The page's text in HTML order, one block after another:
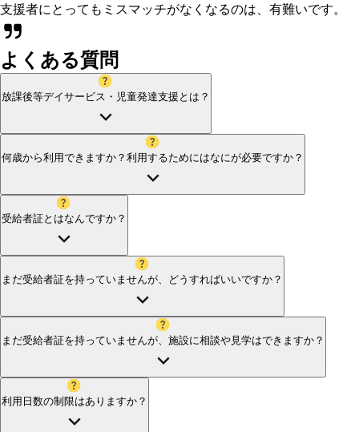
支援者にとってもミスマッチがなくなるのは、有難いです。
よくある質問
放課後等デイサービス・児童発達支援とは？
何歳から利用できますか？利用するためにはなにが必要ですか？
受給者証とはなんですか？
まだ受給者証を持っていませんが、どうすればいいですか？
まだ受給者証を持っていませんが、施設に相談や見学はできますか？
利用日数の制限はありますか？